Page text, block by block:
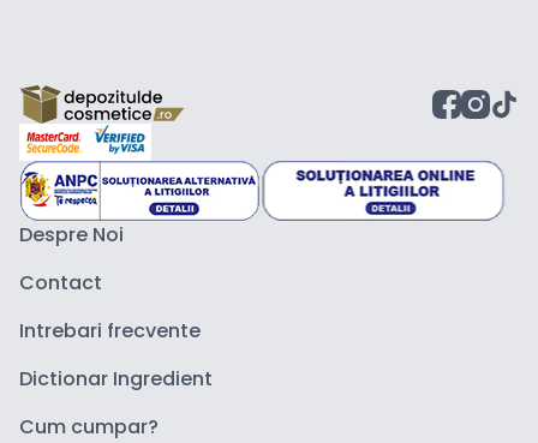
Despre Noi
Contact
Intrebari frecvente
Dictionar Ingredient
Cum cumpar?